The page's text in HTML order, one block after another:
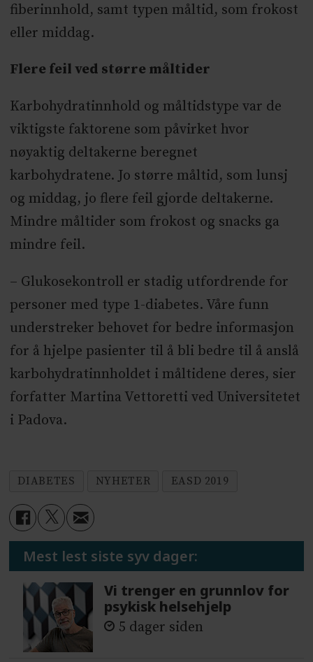
fiberinnhold, samt typen måltid, som frokost
eller middag.
Flere feil ved større måltider
Karbohydratinnhold og måltidstype var de
viktigste faktorene som påvirket hvor
nøyaktig deltakerne beregnet
karbohydratene. Jo større måltid, som lunsj
og middag, jo flere feil gjorde deltakerne.
Mindre måltider som frokost og snacks ga
mindre feil.
– Glukosekontroll er stadig utfordrende for
personer med type 1-diabetes. Våre funn
understreker behovet for bedre informasjon
for å hjelpe pasienter til å bli bedre til å anslå
karbohydratinnholdet i måltidene deres, sier
forfatter Martina Vettoretti ved Universitetet
i Padova.
DIABETES NYHETER EASD 2019
Mest lest siste syv dager:
Vi trenger en grunnlov for
psykisk helsehjelp
5 dager siden